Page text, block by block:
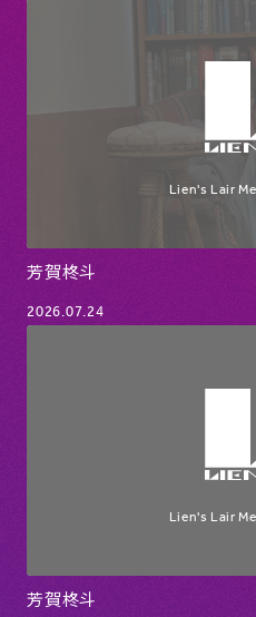
芳賀柊斗
2026.07.24
芳賀柊斗